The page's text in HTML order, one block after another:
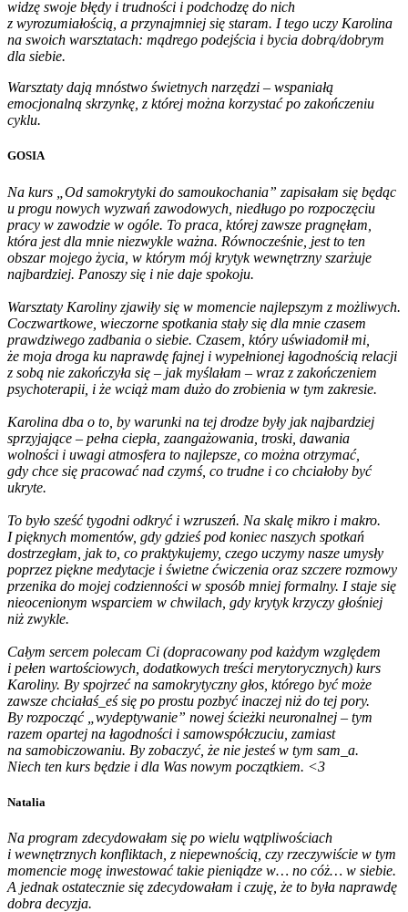
widzę swoje błędy i trudności i podchodzę do nich
z wyrozumiałością, a przynajmniej się staram. I tego uczy Karolina
na swoich warsztatach: mądrego podejścia i bycia dobrą/dobrym
dla siebie.
Warsztaty dają mnóstwo świetnych narzędzi – wspaniałą
emocjonalną skrzynkę, z której można korzystać po zakończeniu
cyklu.
GOSIA
Na kurs „Od samokrytyki do samoukochania” zapisałam się będąc
u progu nowych wyzwań zawodowych, niedługo po rozpoczęciu
pracy w zawodzie w ogóle. To praca, której zawsze pragnęłam,
która jest dla mnie niezwykle ważna. Równocześnie, jest to ten
obszar mojego życia, w którym mój krytyk wewnętrzny szarżuje
najbardziej. Panoszy się i nie daje spokoju.
Warsztaty Karoliny zjawiły się w momencie najlepszym z możliwych.
Coczwartkowe, wieczorne spotkania stały się dla mnie czasem
prawdziwego zadbania o siebie. Czasem, który uświadomił mi,
że moja droga ku naprawdę fajnej i wypełnionej łagodnością relacji
z sobą nie zakończyła się – jak myślałam – wraz z zakończeniem
psychoterapii, i że wciąż mam dużo do zrobienia w tym zakresie.
Karolina dba o to, by warunki na tej drodze były jak najbardziej
sprzyjające – pełna ciepła, zaangażowania, troski, dawania
wolności i uwagi atmosfera to najlepsze, co można otrzymać,
gdy chce się pracować nad czymś, co trudne i co chciałoby być
ukryte.
To było sześć tygodni odkryć i wzruszeń. Na skalę mikro i makro.
I pięknych momentów, gdy gdzieś pod koniec naszych spotkań
dostrzegłam, jak to, co praktykujemy, czego uczymy nasze umysły
poprzez piękne medytacje i świetne ćwiczenia oraz szczere rozmowy
przenika do mojej codzienności w sposób mniej formalny. I staje się
nieocenionym wsparciem w chwilach, gdy krytyk krzyczy głośniej
niż zwykle.
Całym sercem polecam Ci (dopracowany pod każdym względem
i pełen wartościowych, dodatkowych treści merytorycznych) kurs
Karoliny. By spojrzeć na samokrytyczny głos, którego być może
zawsze chciałaś_eś się po prostu pozbyć inaczej niż do tej pory.
By rozpocząć „wydeptywanie” nowej ścieżki neuronalnej – tym
razem opartej na łagodności i samowspółczuciu, zamiast
na samobiczowaniu. By zobaczyć, że nie jesteś w tym sam_a.
Niech ten kurs będzie i dla Was nowym początkiem. <3
Natalia
Na program zdecydowałam się po wielu wątpliwościach
i wewnętrznych konfliktach, z niepewnością, czy rzeczywiście w tym
momencie mogę inwestować takie pieniądze w… no cóż… w siebie.
A jednak ostatecznie się zdecydowałam i czuję, że to była naprawdę
dobra decyzja.